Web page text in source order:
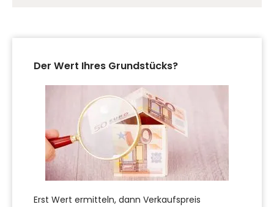
Der Wert Ihres Grundstücks?
Erst Wert ermitteln, dann Verkaufspreis